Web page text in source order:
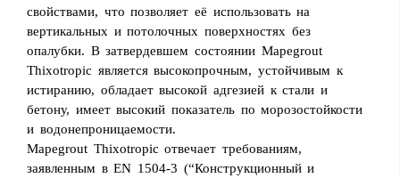
свойствами, что позволяет её использовать на
вертикальных и потолочных поверхностях без
опалубки. В затвердевшем состоянии Mapegrout
Thixotropic является высокопрочным, устойчивым к
истиранию, обладает высокой адгезией к стали и
бетону, имеет высокий показатель по морозостойкости
и водонепроницаемости.
Mapegrout Thixotropic отвечает требованиям,
заявленным в EN 1504-3 (“Конструкционный и